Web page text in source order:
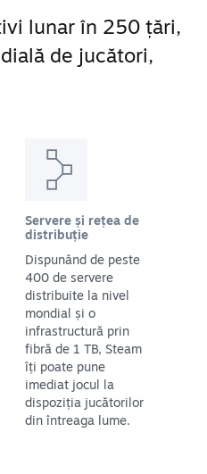
lunar în 250 țări,
de jucători,
Servere și rețea de
distribuție
Dispunând de peste
400 de servere
distribuite la nivel
mondial și o
infrastructură prin
fibră de 1 TB, Steam
îți poate pune
imediat jocul la
dispoziția jucătorilor
din întreaga lume.